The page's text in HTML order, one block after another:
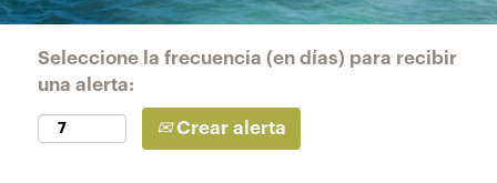
Seleccione la frecuencia (en días) para recibir
una alerta:
Crear alerta